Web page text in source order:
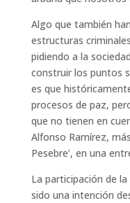
Algo que también
estructuras
pidiendo a la
construir los puntos
es que
procesos de paz,
que no tienen en
Alfonso Ramírez,
Pesebre’, en una
La participación de
sido una intención